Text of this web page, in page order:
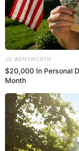
“Me quedé
Salgo de la
Regresando (a
y, por eso (el
cama”, comentó